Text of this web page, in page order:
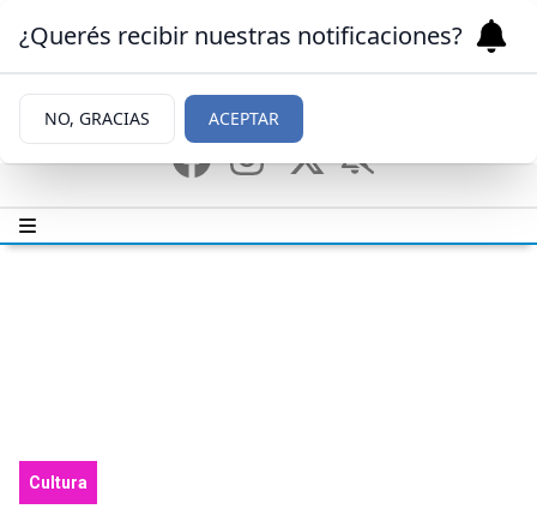
Cultura
¿Querés recibir nuestras notificaciones?
NO, GRACIAS ACEPTAR